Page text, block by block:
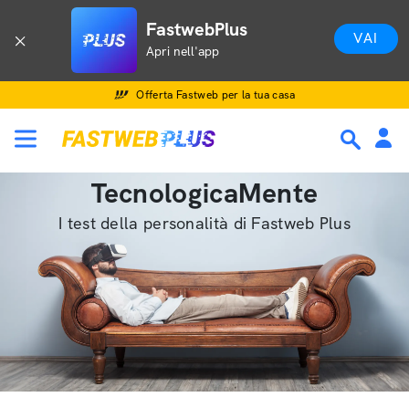
FastwebPlus
Apri nell'app
VAI
Offerta Fastweb per la tua casa
TecnologicaMente
I test della personalità di Fastweb Plus